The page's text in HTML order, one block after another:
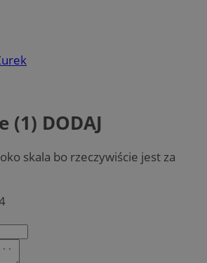
(1) DODAJ
skala bo rzeczywiście jest za